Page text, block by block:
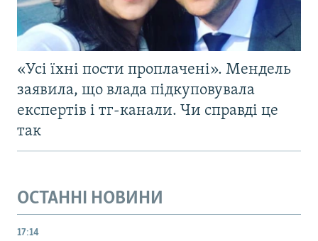
«Усі їхні пости проплачені». Мендель
заявила, що влада підкуповувала
експертів і тг-канали. Чи справді це
так
ОСТАННІ НОВИНИ
17:14